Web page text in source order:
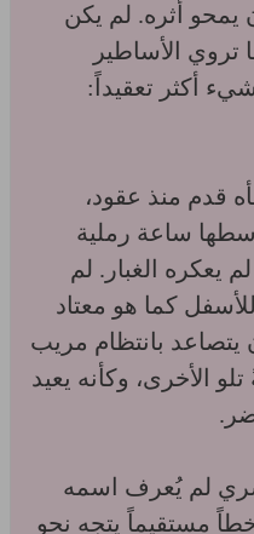
أثره. لم يكن
تروي الأساطير
أكثر تعقيداً:
قدم منذ عقود،
ساعة رملية
يعكره الغبار. لم
كما هو معتاد
يتصاعد بانتظام مريب
الأخرى، وكأنه يعيد
لم يُعرف اسمه
مستقيماً يتجه نحو